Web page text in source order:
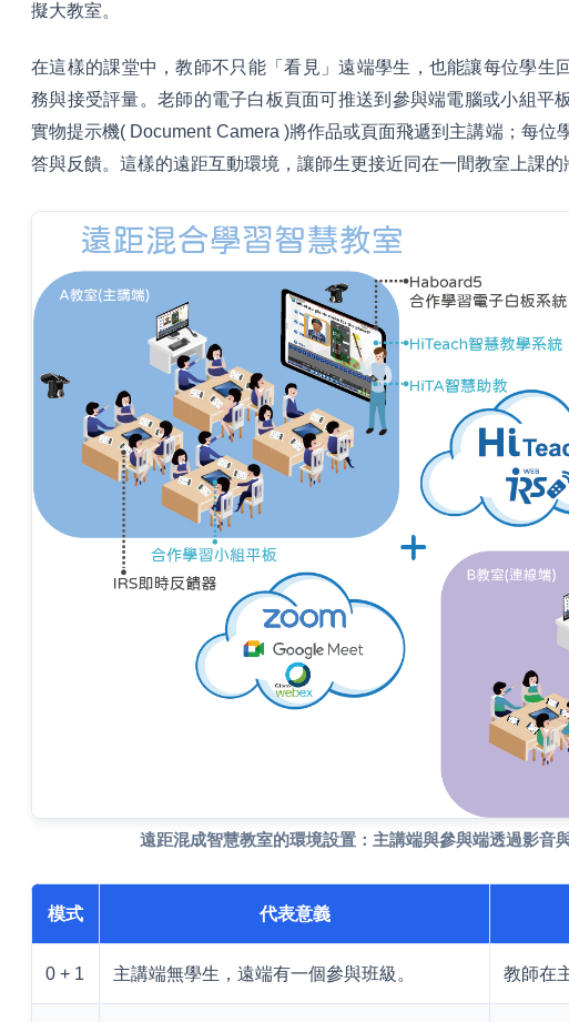
擬大教室。
在這樣的課堂中，教師不只能「看見」遠端學生，也能讓每位學生
務與接受評量。老師的電子白板頁面可推送到參與端電腦或小組平
實物提示機( Document Camera )將作品或頁面飛遞到主講端；每位
答與反饋。這樣的遠距互動環境，讓師生更接近同在一間教室上課的
遠距混成智慧教室的環境設置：主講端與參與端透過影音
模式 代表意義
0 + 1 主講端無學生，遠端有一個參與班級。 教師在